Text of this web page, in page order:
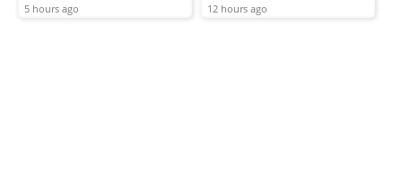
5 hours ago 12 hours ago